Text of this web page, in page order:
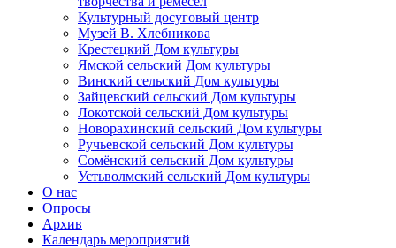
Культурный досуговый центр
Музей В. Хлебникова
Крестецкий Дом культуры
Ямской сельский Дом культуры
Винский сельский Дом культуры
Зайцевский сельский Дом культуры
Локотской сельский Дом культуры
Новорахинский сельский Дом культуры
Ручьевской сельский Дом культуры
Сомёнский сельский Дом культуры
Устьволмский сельский Дом культуры
О нас
Опросы
Архив
Календарь мероприятий